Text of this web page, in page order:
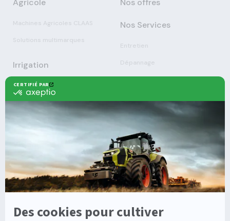
Agricole
Irrigation
Enrouleurs
Stations
Équipements
Entretien de la vigne
Entretien du sol
Nos offres
Nos Services
Démonstration
Occasions Groupe